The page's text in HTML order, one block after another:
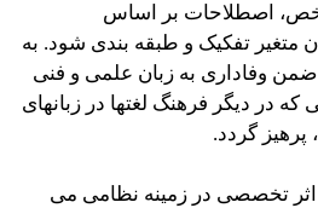
اصطلاحات بر اساس
متغیر تفکیک و طبقه بندی شود. به
وفاداری به زبان علمی و فنی
که در دیگر فرهنگ لغتها در زبانهای
گردد.
تخصصی در زمینه نظامی می